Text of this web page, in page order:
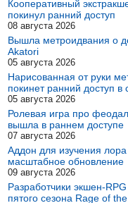
Кооперативный
покинул ранний доступ
08 августа 2026
Вышла метроидвания о
Akatori
05 августа 2026
Нарисованная от руки
покинет ранний доступ в
05 августа 2026
Ролевая игра про
вышла в раннем доступе
07 августа 2026
Аддон для изучения
масштабное обновление
09 августа 2026
Разработчики экшен-
пятого сезона Rage of